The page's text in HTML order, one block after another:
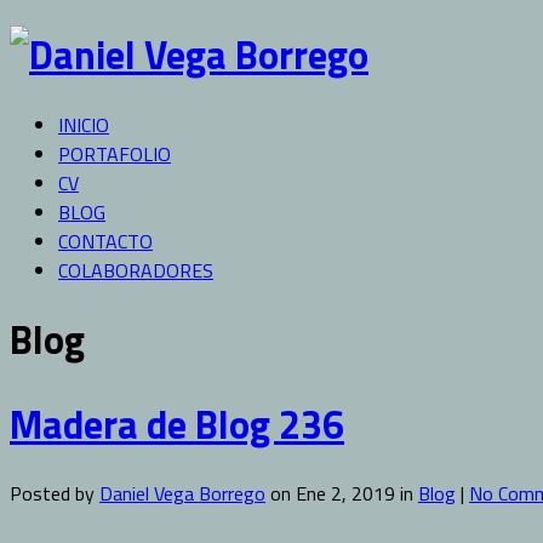
INICIO
PORTAFOLIO
CV
BLOG
CONTACTO
COLABORADORES
Blog
Madera de Blog 236
Posted by Daniel Vega Borrego on Ene 2, 2019 in Blog| No